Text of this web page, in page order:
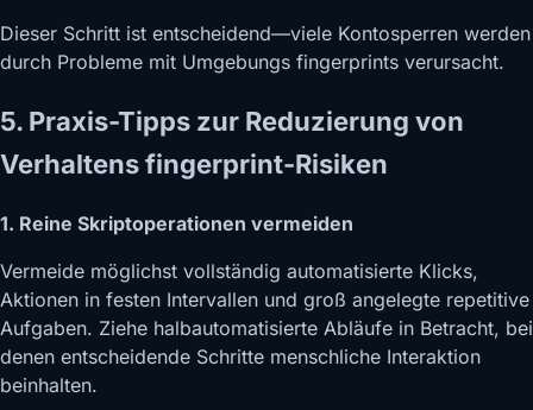
Dieser Schritt ist entscheidend—viele Kontosperren werden
durch Probleme mit Umgebungs fingerprints verursacht.
5. Praxis-Tipps zur Reduzierung von
Verhaltens fingerprint-Risiken
1. Reine Skriptoperationen vermeiden
Vermeide möglichst vollständig automatisierte Klicks,
Aktionen in festen Intervallen und groß angelegte repetitive
Aufgaben. Ziehe halbautomatisierte Abläufe in Betracht, bei
denen entscheidende Schritte menschliche Interaktion
beinhalten.